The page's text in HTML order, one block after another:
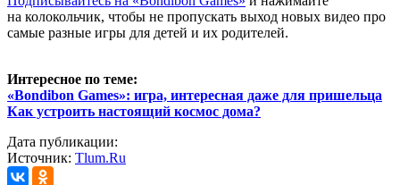
на колокольчик, чтобы не пропускать выход новых видео про
самые разные игры для детей и их родителей.
Интересное по теме:
«Bondibon Games»: игра, интересная даже для пришельца
Как устроить настоящий космос дома?
Дата публикации:
Источник: Tlum.Ru